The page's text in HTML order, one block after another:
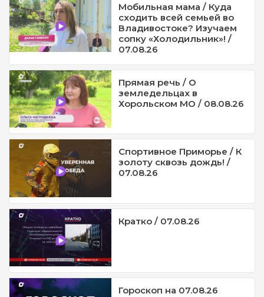
Мобильная мама / Куда
сходить всей семьей во
Владивостоке? Изучаем
сопку «Холодильник»! /
07.08.26
Прямая речь / О
земледельцах в
Хорольском МО / 08.08.26
Спортивное Приморье / К
золоту сквозь дождь! /
07.08.26
Кратко / 07.08.26
Гороскоп на 07.08.26